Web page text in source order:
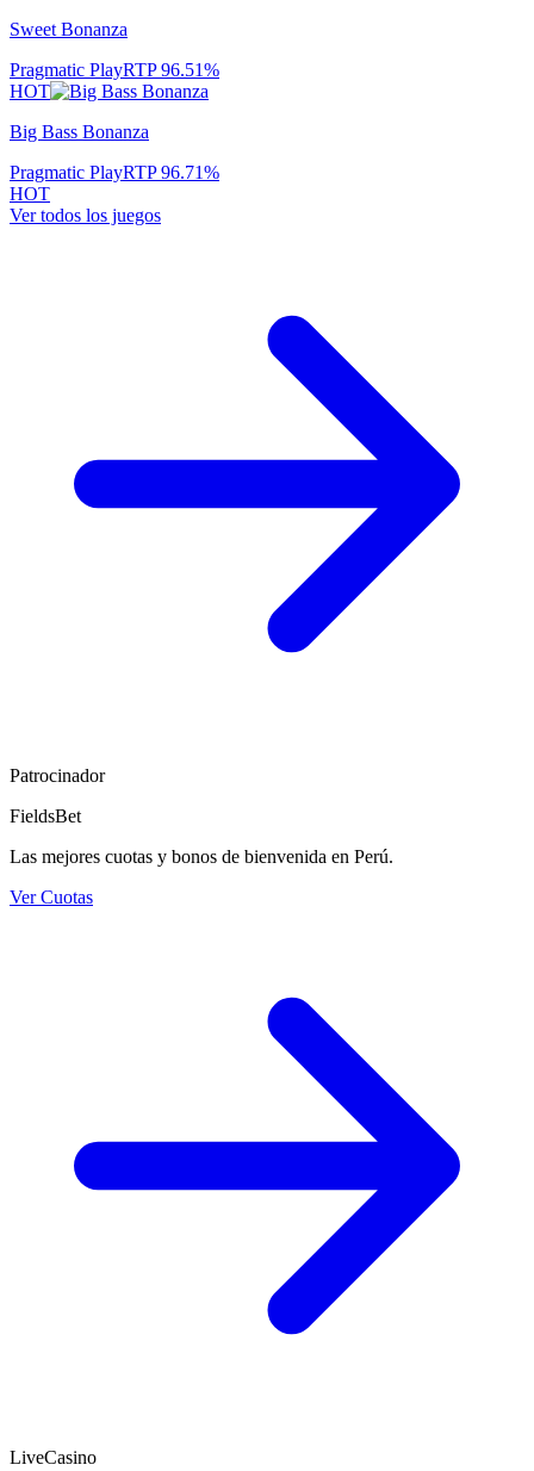
Sweet Bonanza
Pragmatic PlayRTP96.51%
HOT
Big Bass Bonanza
Pragmatic PlayRTP96.71%
HOT
Ver todos los juegos
Patrocinador
FieldsBet
Las mejores cuotas y bonos de bienvenida en Perú.
Ver Cuotas
LiveCasino